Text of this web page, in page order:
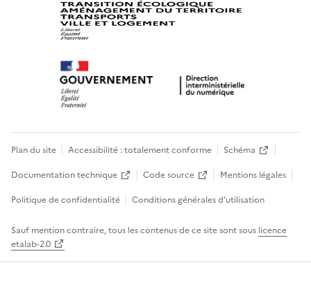
Plan du site Accessibilité : totalement conforme
Schéma
Documentation technique
Code source
Mentions légales
Politique de confidentialité
Conditions générales d’utilisation
Sauf mention contraire, tous les contenus de ce site sont sous licence
etalab-2.0